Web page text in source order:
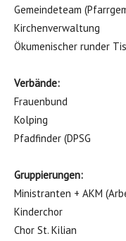
Gemeindeteam
Kirchenverwaltung
Ökumenischer runder
Verbände:
Frauenbund
Kolping
Pfadfinder (DPSG
Gruppierungen:
Ministranten + AKM
Kinderchor
Chor St. Kilian